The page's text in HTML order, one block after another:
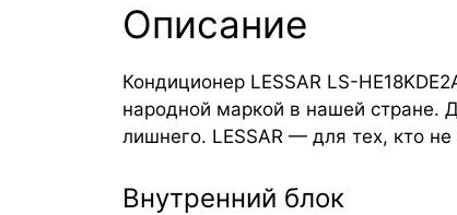
Описание
Кондиционер LESSAR LS-
народной маркой в нашей стране.
лишнего. LESSAR — для тех, кто
Внутренний блок